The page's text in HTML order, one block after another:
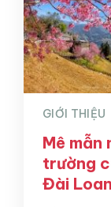
GIỚI THIỆU
Mê mẫn
trường
Đài Loan